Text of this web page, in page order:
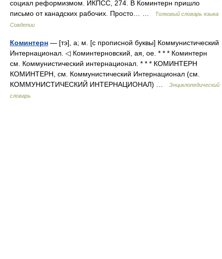
социал реформизмом. ИКПСС, 274. В Коминтерн пришло
письмо от канадских рабочих. Просто… …
Толковый словарь языка
Совдепии
Коминтерн — [тэ], а; м. [с прописной буквы] Коммунистический
Интернационал. ◁ Коминтерновский, ая, ое. * * * Коминтерн
см. Коммунистический интернационал. * * * КОМИНТЕРН
КОМИНТЕРН, см. Коммунистический Интернационал (см.
КОММУНИСТИЧЕСКИЙ ИНТЕРНАЦИОНАЛ) …
Энциклопедический
словарь